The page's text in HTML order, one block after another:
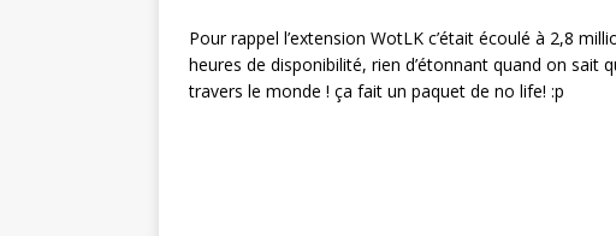
Pour rappel l’extension WotLK c’était écoulé à 2,8
heures de disponibilité, rien d’étonnant quand on sait
travers le monde ! ça fait un paquet de no life! :p